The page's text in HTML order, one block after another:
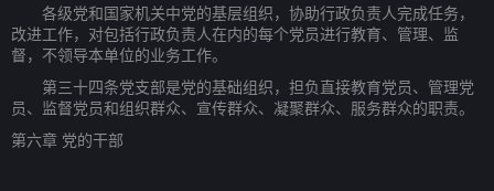
各级党和国家机关中党的基层组织，协助行政负责人完成任务，
改进工作，对包括行政负责人在内的每个党员进行教育、管理、监
督，不领导本单位的业务工作。
第三十四条党支部是党的基础组织，担负直接教育党员、管理党
员、监督党员和组织群众、宣传群众、凝聚群众、服务群众的职责。
第六章 党的干部